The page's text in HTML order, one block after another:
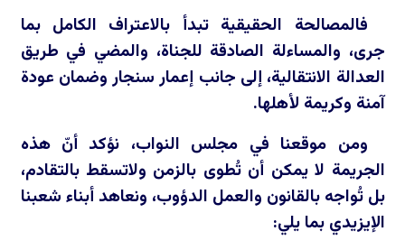
فالمصالحة الحقيقية تبدأ بالاعتراف الكامل بما
جرى، والمساءلة الصادقة للجناة، والمضي في طريق
العدالة الانتقالية، إلى جانب إعمار سنجار وضمان عودة
آمنة وكريمة لأهلها.
ومن موقعنا في مجلس النواب، نؤكد أنّ هذه
الجريمة لا يمكن أن تُطوى بالزمن ولاتسقط بالتقادم،
بل تُواجه بالقانون والعمل الدؤوب، ونعاهد أبناء شعبنا
الإيزيدي بما يلي: